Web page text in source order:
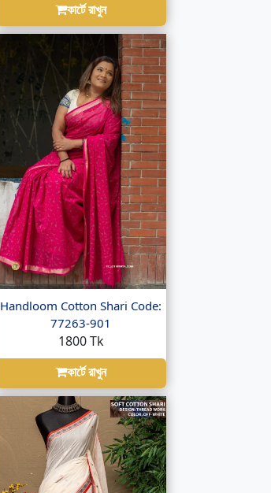
কার্টে রাখুন
Handloom Cotton Shari Code:
77263-901
1800 Tk
কার্টে রাখুন